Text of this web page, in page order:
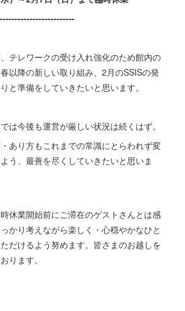
テレワークの受け入れ強化のため館内の
以降の新しい取り組み、2月のSSISの発
と準備をしていきたいと思います。
は今後も運営が厳しい状況は続くはず。
あり方もこれまでの常識にとらわれず変
う、最善を尽くしていきたいと思いま
休業開始前にご滞在のゲストさんとは感
かり考えながら楽しく・心穏やかなひと
だけるよう努めます。皆さまのお越しを
ります。